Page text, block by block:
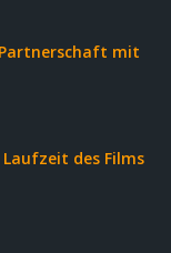
mit
des Films